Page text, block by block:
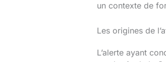
un contexte de
Les origines de
L’alerte ayant